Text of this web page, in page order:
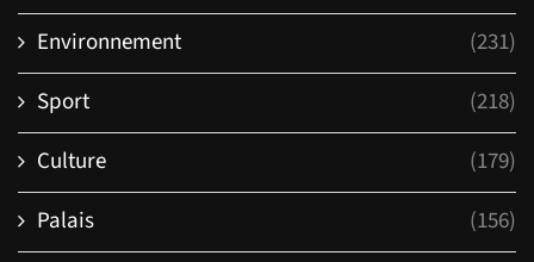
Environnement
(231)
Sport
(218)
Culture
(179)
Palais
(156)